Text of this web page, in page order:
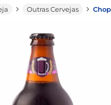
Outras Cervejas